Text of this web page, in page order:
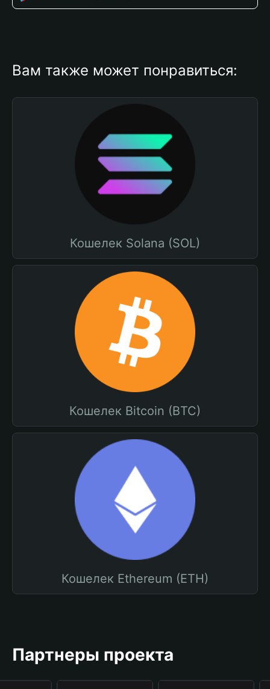
Вам также может понравиться:
Кошелек Solana (SOL)
Кошелек Bitcoin (BTC)
Кошелек Ethereum (ETH)
Партнеры проекта